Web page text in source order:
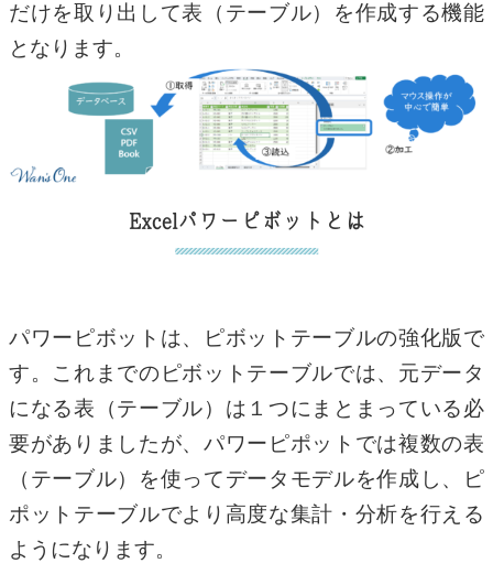
だけを取り出して表（テーブル）を作成する機能
となります。
Excelパワーピボットとは
パワーピボットは、ピボットテーブルの強化版で
す。これまでのピボットテーブルでは、元データ
になる表（テーブル）は１つにまとまっている必
要がありましたが、パワーピポットでは複数の表
（テーブル）を使ってデータモデルを作成し、ピ
ポットテーブルでより高度な集計・分析を行える
ようになります。